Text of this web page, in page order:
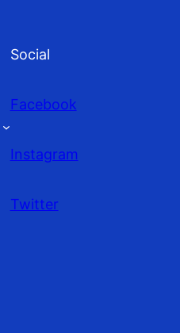
Social
Facebook
Instagram
Twitter